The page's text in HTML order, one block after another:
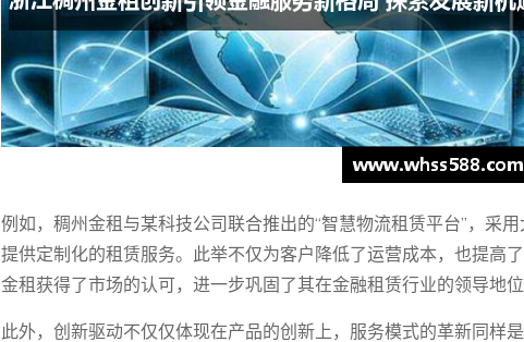
例如，稠州金租与某科技公司联合推出的“智慧物流租赁平台”，采
提供定制化的租赁服务。此举不仅为客户降低了运营成本，也提高
金租获得了市场的认可，进一步巩固了其在金融租赁行业的领导地位
此外，创新驱动不仅仅体现在产品的创新上，服务模式的革新同样